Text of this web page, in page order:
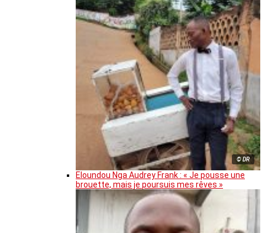
© DR
Eloundou Nga Audrey Frank : « Je pousse une
brouette, mais je poursuis mes rêves »